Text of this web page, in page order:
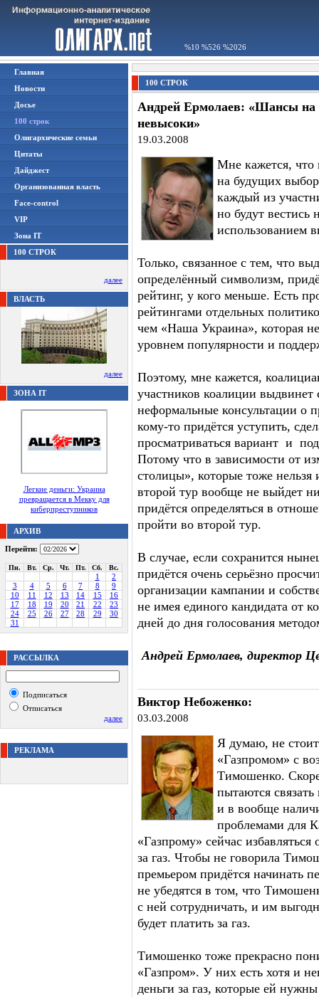
%10 %526 %2026
Главная
Новости
Досье
100 строк
Олигархические семьи
Цитаты
Дайджест
Организованная власть
Face-control
VIP
Зона IT
100 СТРОК
далее
ВЛАСТЬ
далее
ЗОНА IT
Легкие деньги: Украина
превращается в Мекку для
киберпреступников
АРХИВ
Перейти:
Пн. Вт. Ср. Чт. Пт. Сб. Вс.
1
2
3
4 5 6 7 8
9
10
11 12 13 14 15
16
17
18 19 20 21 22
23
24
25 26 27 28 29
30
31
РАССЫЛКА
Подписаться
Отписаться
далее
РЕКЛАМА
100 СТРОК
Андрей Ермолаев: «Шансы на
невысоки»
19.03.2008
Мне кажется, что
на будущих
каждый из
но будут вестись
использованием
Только, связанное с тем, что
определённый символизм,
рейтинг, у кого меньше. Есть
рейтингами отдельных
чем «Наша Украина», которая
уровнем популярности и
Поэтому, мне кажется,
участников коалиции выдвинет
неформальные консультации о
кому-то придётся уступить,
просматриваться вариант и
Потому что в зависимости от
столицы», которые тоже нельзя
второй тур вообще не выйдет
придётся определяться в
пройти во второй тур.
В случае, если сохранится
придётся очень серьёзно
организации кампании и
не имея единого кандидата от
дней до дня голосования
Андрей Ермолаев, директор
Виктор Небоженко:
03.03.2008
Я думаю, не стоит
«Газпромом» с
Тимошенко.
пытаются
и в вообще
проблемами для
«Газпрому» сейчас
за газ. Чтобы не говорила
премьером придётся начинать
не убедятся в том, что
с ней сотрудничать, и им
будет платить за газ.
Тимошенко тоже прекрасно
«Газпром». У них есть хотя и
деньги за газ, которые ей